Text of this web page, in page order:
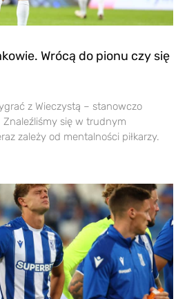
Wrócą do pionu czy się
z Wieczystą – stanowczo
się w trudnym
zależy od mentalności piłkarzy.